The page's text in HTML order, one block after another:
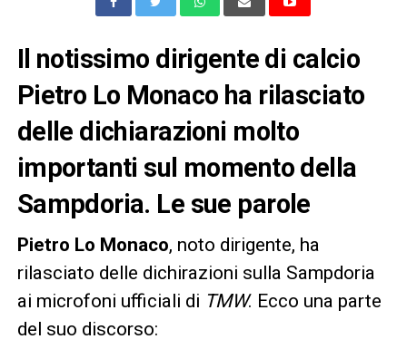
Il notissimo dirigente di calcio
Pietro Lo Monaco ha rilasciato
delle dichiarazioni molto
importanti sul momento della
Sampdoria. Le sue parole
Pietro Lo Monaco, noto dirigente, ha
rilasciato delle dichirazioni sulla Sampdoria
ai microfoni ufficiali di TMW. Ecco una parte
del suo discorso: